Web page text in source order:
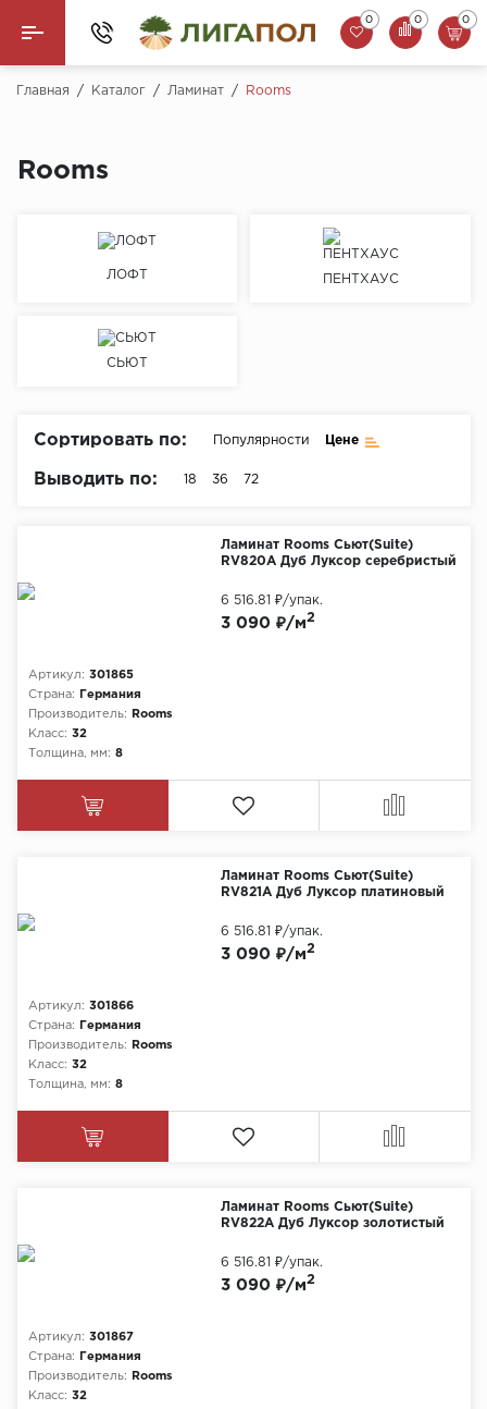
Назад
Паркетная доска
SPC Ламинат
Инженерная доска
Стеновые панели
0 0 0
Главная / Каталог / Ламинат / Rooms
Rooms
ЛОФТ ПЕНТХАУС
СЬЮТ
Сортировать по: Популярности Цене
Выводить по: 18 36 72
Ламинат Rooms Сьют(Suite)
RV820A Дуб Луксор серебристый
Артикул: 301865
Страна:
Германия
Производитель:
Rooms
Класс: 32
Толщина, мм: 8
3 090 ₽/м2
6 516.81 ₽/упак.
Ламинат Rooms Сьют(Suite)
RV821A Дуб Луксор платиновый
Артикул: 301866
Страна:
Германия
Производитель:
Rooms
Класс: 32
Толщина, мм: 8
3 090 ₽/м2
6 516.81 ₽/упак.
Ламинат Rooms Сьют(Suite)
RV822A Дуб Луксор золотистый
Артикул: 301867
Страна:
Германия
Производитель:
Rooms
Класс: 32
3 090 ₽/м2
6 516.81 ₽/упак.